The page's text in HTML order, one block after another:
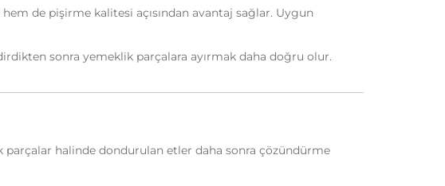
de pişirme kalitesi açısından avantaj sağlar. Uygun
sonra yemeklik parçalara ayırmak daha doğru olur.
parçalar halinde dondurulan etler daha sonra çözündürme